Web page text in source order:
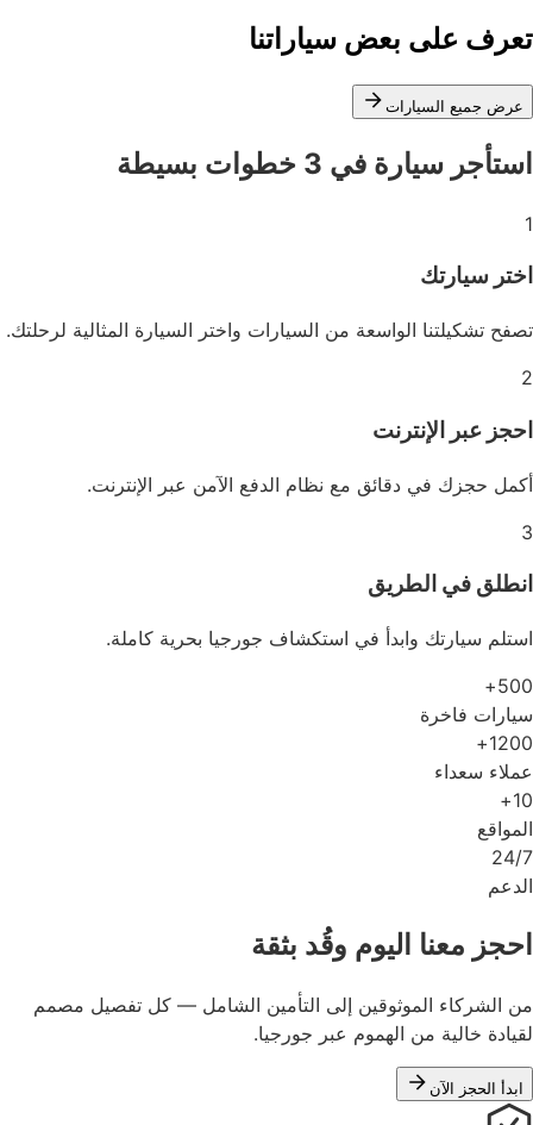
تعرف على بعض سياراتنا
عرض جميع السيارات
استأجر سيارة في 3 خطوات بسيطة
1
اختر سيارتك
تصفح تشكيلتنا الواسعة من السيارات واختر السيارة المثالية لرحلتك.
2
احجز عبر الإنترنت
أكمل حجزك في دقائق مع نظام الدفع الآمن عبر الإنترنت.
3
انطلق في الطريق
استلم سيارتك وابدأ في استكشاف جورجيا بحرية كاملة.
500+
سيارات فاخرة
1200+
عملاء سعداء
10+
المواقع
24/7
الدعم
احجز معنا اليوم وقُد بثقة
من الشركاء الموثوقين إلى التأمين الشامل — كل تفصيل مصمم
لقيادة خالية من الهموم عبر جورجيا.
ابدأ الحجز الآن